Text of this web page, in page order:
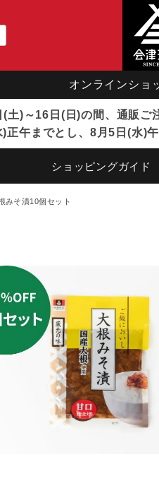
オンラインシ
土)～16日(日)の間、通販ご
午までとし、8月5日(水)
ショッピングガイド
みそ漬10個セット